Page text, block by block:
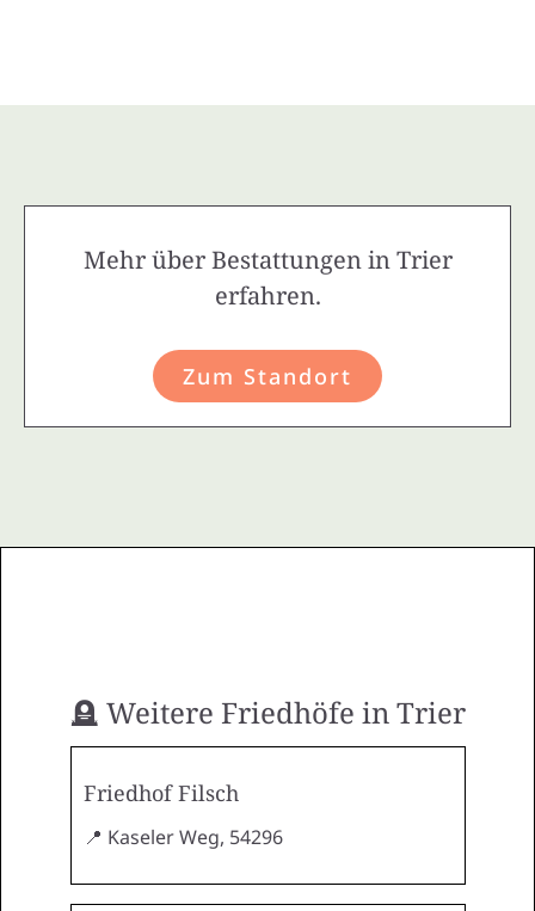
Mehr über Bestattungen in Trier
erfahren.
Zum Standort
🪦 Weitere Friedhöfe in Trier
Friedhof Filsch
📍 Kaseler Weg, 54296